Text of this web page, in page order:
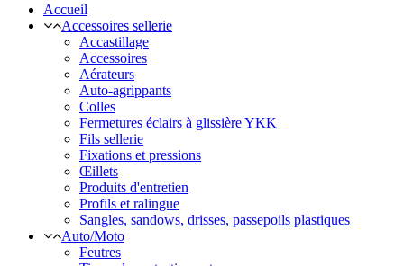
Accueil
Accessoires sellerie
Accastillage
Accessoires
Aérateurs
Auto-agrippants
Colles
Fermetures éclairs à glissière YKK
Fils sellerie
Fixations et pressions
Œillets
Produits d'entretien
Profils et ralingue
Sangles, sandows, drisses, passepoils plastiques
Auto/Moto
Feutres